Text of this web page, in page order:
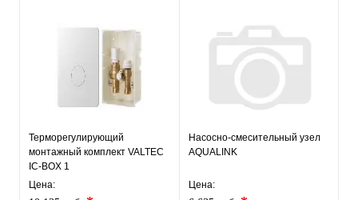
Терморегулирующий
монтажный комплект VALTEC
IC-BOX 1
Цена:
Насосно-смесительный узел
AQUALINK
Цена: